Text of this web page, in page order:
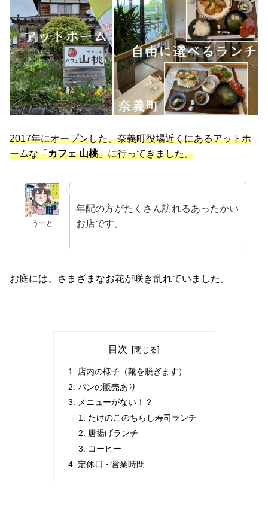
2017年にオープンした、奈義町役場近くにあるアットホ
ームな「カフェ 山桃」に行ってきました。
うーと
年配の方がたくさん訪れるあったかい
お店です。
お庭には、さまざまなお花が咲き乱れていました。
目次
店内の様子（靴を脱ぎます）
パンの販売あり
メニューがない！？
たけのこのちらし寿司ランチ
唐揚げランチ
コーヒー
定休日・営業時間